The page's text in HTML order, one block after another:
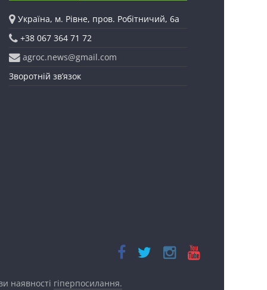
Україна, м. Рівне, пров. Робітничий, 6а
+38 067 364 71 72
agroc.news@gmail.com
Зворотній зв’язок
наявності гіперпосилання.